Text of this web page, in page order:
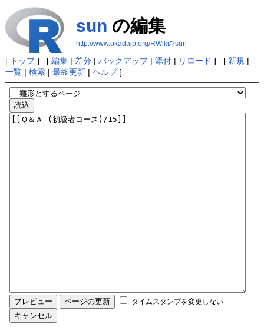
sun の編集
http://www.okadajp.org/RWiki/?sun
[ トップ] [ 編集| 差分| バックアップ| 添付| リロード ] [ 新規 |
一覧| 検索| 最終更新| ヘルプ]
タイムスタンプを変更しない